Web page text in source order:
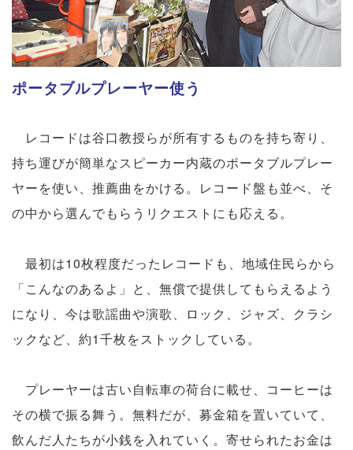
ポータブルプレーヤー使う
レコードは谷口教授らが所有するものを持ち寄り、
持ち運びが簡単なスピーカー内蔵のポータブルプレー
ヤーを使い、推薦曲をかける。レコード盤も並べ、そ
の中から選んでもらうリクエストにも応える。
最初は10枚程度だったレコードも、地域住民らから
「こんなのあるよ」と、無償で提供してもらえるよう
になり、今は歌謡曲や演歌、ロック、ジャズ、クラシ
ックなど、約1千枚をストックしている。
プレーヤーは古い自転車の荷台に載せ、コーヒーは
その横で振る舞う。無料だが、募金箱を置いていて、
飲んだ人たちが小銭を入れていく。寄せられたお金は